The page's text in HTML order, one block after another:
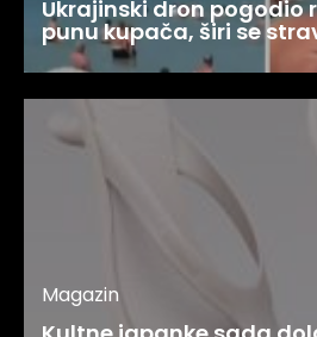
Ukrajinski dron pogodio
punu kupača, širi se
Magazin